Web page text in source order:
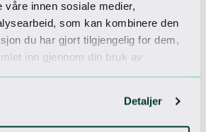
våre innen sosiale medier,
som kan kombinere den
du har gjort tilgjengelig for dem,
inn gjennom din bruk av
Detaljer
SOMMERTILBUD